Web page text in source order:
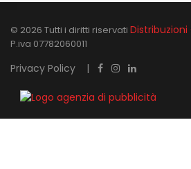
© 2026 Tutti i diritti riservati Distribuzioni
P.iva 07782060011
Privacy Policy |